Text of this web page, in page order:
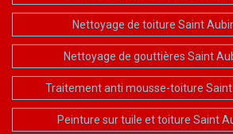
Nettoyage de toiture Saint
Nettoyage de gouttières Saint
Traitement anti mousse-toiture Saint
Peinture sur tuile et toiture Saint